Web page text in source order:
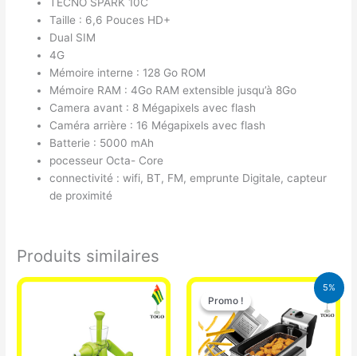
Taille : 6,6 Pouces HD+
Dual SIM
4G
Mémoire interne : 128 Go ROM
Mémoire RAM : 4Go RAM extensible jusqu’à 8Go
Camera avant : 8 Mégapixels avec flash
Caméra arrière : 16 Mégapixels avec flash
Batterie : 5000 mAh
pocesseur Octa- Core
connectivité : wifi, BT, FM, emprunte Digitale, capteur
de proximité
Produits similaires
5%
Promo !
Promo !
Le
initial
était :
39.000 CFA.
Le
prix
actuel
est :
37.000 CFA.